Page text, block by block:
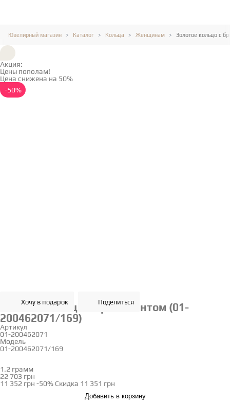
Ювелирный магазин Каталог Кольца Женщинам Золотое кольцо с
Акция:
Цены пополам!
Цена снижена на 50%
-50%
Хочу в подарок Поделиться
Золотое кольцо с бриллиантом (01-
200462071/169)
Артикул
01-200462071
Модель
01-200462071/169
1.2 грамм
22 703 грн
11 352 грн -50% Скидка 11 351 грн
Добавить в корзину